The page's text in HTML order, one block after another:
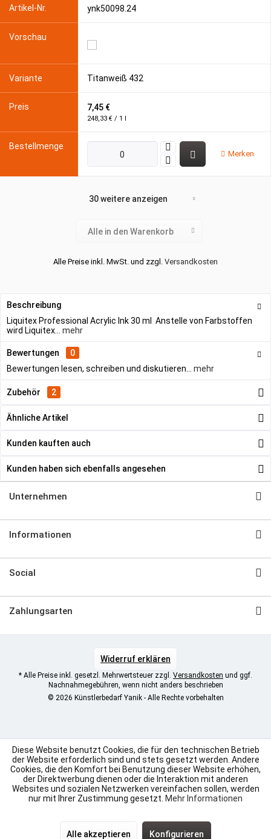
ynk50098.24
Titanweiß 432
7,45 €
248,33 € / 1 l
Merken
Alle Preise inkl. MwSt. und zzgl. Versandkosten
30 weitere anzeigen
Alle in den Warenkorb
Beschreibung
Liquitex Professional Acrylic Ink 30 ml Anstelle von Farbstoffen
wird Liquitex...
mehr
Bewertungen
0
Bewertungen lesen, schreiben und diskutieren...
mehr
Zubehör 2
Ähnliche Artikel
Kunden kauften auch
Kunden haben sich ebenfalls angesehen
Unternehmen
Informationen
Social
Zahlungsarten
Widerruf erklären
* Alle Preise inkl. gesetzl. Mehrwertsteuer zzgl. Versandkosten und ggf.
Nachnahmegebühren, wenn nicht anders beschrieben
© 2026 Künstlerbedarf Yanik - Alle Rechte vorbehalten
Diese Website benutzt Cookies, die für den technischen Betrieb
der Website erforderlich sind und stets gesetzt werden. Andere
Cookies, die den Komfort bei Benutzung dieser Website erhöhen,
der Direktwerbung dienen oder die Interaktion mit anderen
Websites und sozialen Netzwerken vereinfachen sollen, werden
nur mit Ihrer Zustimmung gesetzt. Mehr Informationen
Alle akzeptieren Konfigurieren
Bewertungen bei: shopvote.de ⓘ